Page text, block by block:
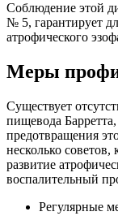
Соблюдение этой
№ 5, гарантирует
атрофического
Меры
Существует
пищевода
предотвращения
несколько
развитие
воспалительный
Регулярные